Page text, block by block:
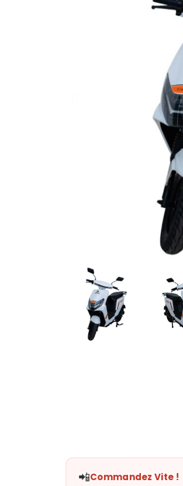
📲Commandez Vite !